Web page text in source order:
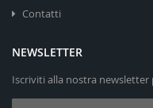
Contatti
NEWSLETTER
Iscriviti alla nostra
Iscriviti alla nostra